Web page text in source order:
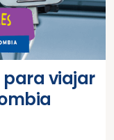
para viajar